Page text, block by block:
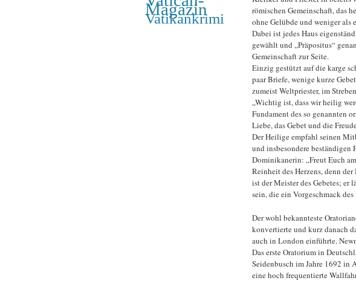
römischen Gemeinschaft, das
ohne Gelübde und weniger als
Dabei ist jedes Haus
gewählt und „Präpositus“
Gemeinschaft zur Seite.
Einzig gestützt auf die karge
paar Briefe, wenige kurze
zumeist Weltpriester, im
„Wichtig ist, dass wir heilig
Fundament des so genannten
Liebe, das Gebet und die
Der Heilige empfahl seinen
und insbesondere beständigen
Dominikanerin: „Freut Euch
Reinheit des Herzens, denn
ist der Meister des Gebetes; er
sein, die ein Vorgeschmack des
Der wohl bekannteste
konvertierte und kurz danach
auch in London einführte.
Das erste Oratorium in
Seidenbusch im Jahre 1692 in
eine hoch frequentierte
Magazin
Vatikankrimi